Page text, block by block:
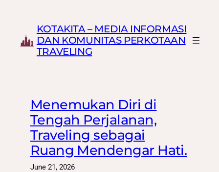
KOTAKITA – MEDIA INFORMASI
DAN KOMUNITAS PERKOTAAN
TRAVELING
Menemukan Diri di
Tengah Perjalanan,
Traveling sebagai
Ruang Mendengar Hati.
June 21, 2026